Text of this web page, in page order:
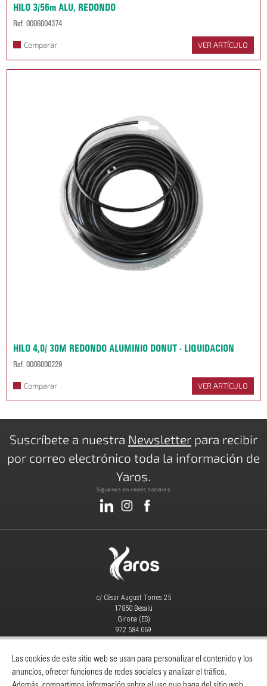
Las cookies de este sitio web se usan para personalizar el contenido y los
anuncios, ofrecer funciones de redes sociales y analizar el tráfico.
HILO 3/56m ALU, REDONDO
Ref. 0006004374
Comparar VER ARTÍCULO
HILO 4,0/ 30M REDONDO ALUMINIO DONUT - LIQUIDACION
Ref. 0006000229
Comparar VER ARTÍCULO
Suscríbete a nuestra Newsletter para recibir
por correo electrónico toda la información de
Yaros.
Síguenos en redes sociales
c/ Cèsar August Torres 25
17850 Besalú
Girona (ES)
972 584 069
MAQUINARIA|CONSUMIBLES|
Catálogos-Despieces Y Manuales-